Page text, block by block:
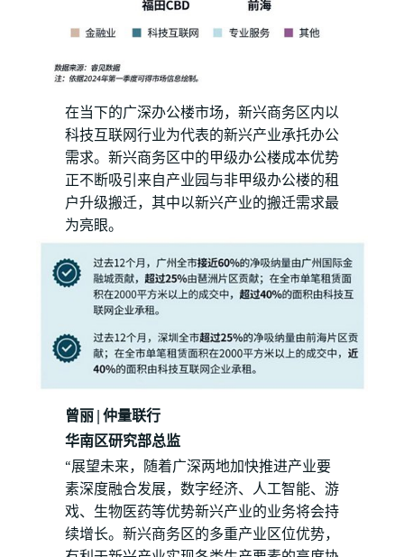
在当下的广深办公楼市场，新兴商务区内以
科技互联网行业为代表的新兴产业承托办公
需求。新兴商务区中的甲级办公楼成本优势
正不断吸引来自产业园与非甲级办公楼的租
户升级搬迁，其中以新兴产业的搬迁需求最
为亮眼。
曾丽 | 仲量联行
华南区研究部总监
“展望未来，随着广深两地加快推进产业要
素深度融合发展，数字经济、人工智能、游
戏、生物医药等优势新兴产业的业务将会持
续增长。新兴商务区的多重产业区位优势，